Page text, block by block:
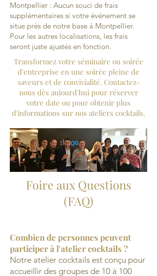
Montpellier : Aucun souci de frais
supplémentaires si votre événement se
situe près de notre base à Montpellier.
Pour les autres localisations, les frais
seront juste ajustés en fonction.
Transformez votre séminaire ou soirée
d'entreprise en une soirée pleine de
saveurs et de convivialité. Contactez-
nous dès aujourd'hui pour réserver
votre date ou pour obtenir plus
d'informations sur nos ateliers cocktails.
Foire aux Questions
(FAQ)
Combien de personnes peuvent
participer à l'atelier cocktails ?
Notre atelier cocktails est conçu pour
accueillir des groupes de 10 à 100